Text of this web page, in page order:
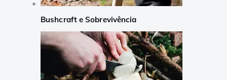
Bushcraft e Sobrevivência